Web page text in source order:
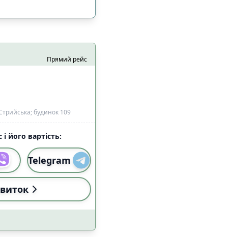
(18:00-22:59) 4
(18:00-22:59) 0
Прямий рейс
будинок 109
його вартість:
Telegram